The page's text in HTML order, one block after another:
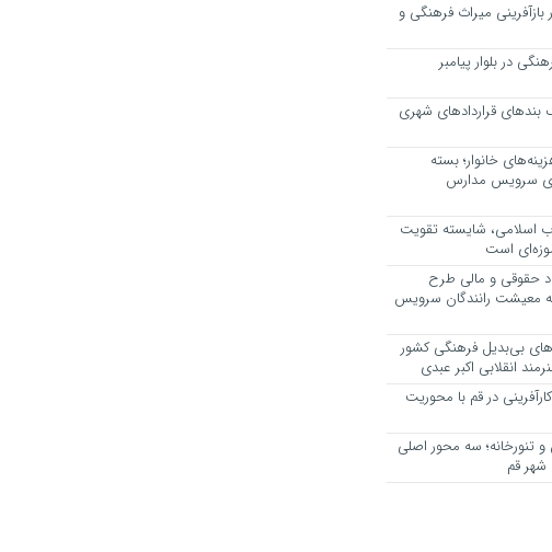
بازآفرینی میراث فرهنگی و
در بلوار پیامبر
بندهای قراردادهای شهری
خانوار؛ بسته
سرویس مدارس
اسلامی، شایسته تقویت
است
حقوقی و مالی طرح
به معیشت رانندگان سرویس
بی‌بدیل فرهنگی کشور
انقلابی اکبر عبدی
در قم با محوریت
تنورخانه؛ سه محور اصلی